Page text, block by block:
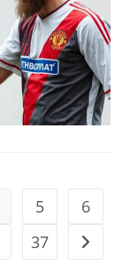
5
6
37 Gehe